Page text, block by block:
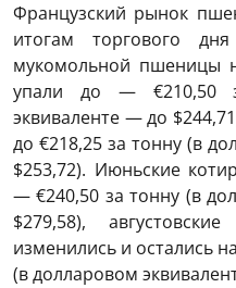
Французский рынок
итогам торгового дня
мукомольной пшеницы
упали до — €210,50
эквиваленте — до
до €218,25 за тонну (в
$253,72). Июньские
— €240,50 за тонну (в
$279,58),
изменились и остались
(в долларовом